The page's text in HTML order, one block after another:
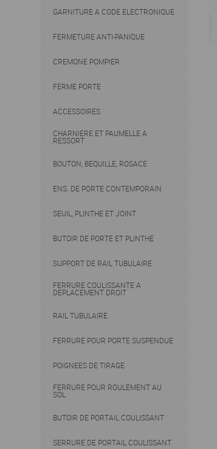
GARNITURE A CODE ELECTRONIQUE
FERMETURE ANTI-PANIQUE
CREMONE POMPIER
FERME PORTE
ACCESSOIRES
CHARNIERE ET PAUMELLE A
RESSORT
BOUTON, BEQUILLE, ROSACE
ENS. DE PORTE CONTEMPORAIN
SEUIL, PLINTHE ET JOINT
BUTOIR DE PORTE ET PLINTHE
SUPPORT DE RAIL TUBULAIRE
FERRURE COULISSANTE A
DEPLACEMENT DROIT
RAIL TUBULAIRE
FERRURE POUR PORTE SUSPENDUE
POIGNEES DE TIRAGE
FERRURE POUR ROULEMENT AU
SOL
BUTOIR DE PORTAIL COULISSANT
SERRURE DE PORTAIL COULISSANT